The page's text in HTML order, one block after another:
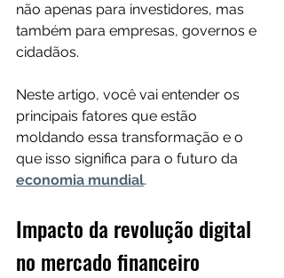
não apenas para investidores, mas
também para empresas, governos e
cidadãos.
Neste artigo, você vai entender os
principais fatores que estão
moldando essa transformação e o
que isso significa para o futuro da
economia mundial.
Impacto da revolução digital
no mercado financeiro